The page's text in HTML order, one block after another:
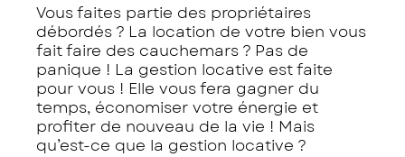
Vous faites partie des propriétaires
débordés ? La location de votre bien vous
fait faire des cauchemars ? Pas de
panique ! La gestion locative est faite
pour vous ! Elle vous fera gagner du
temps, économiser votre énergie et
profiter de nouveau de la vie ! Mais
qu’est-ce que la gestion locative ?